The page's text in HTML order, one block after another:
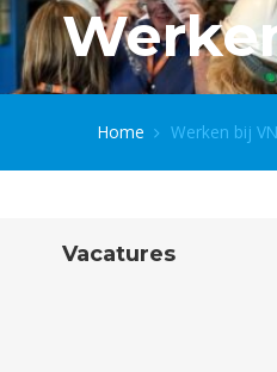
Home Werken bij
Vacatures